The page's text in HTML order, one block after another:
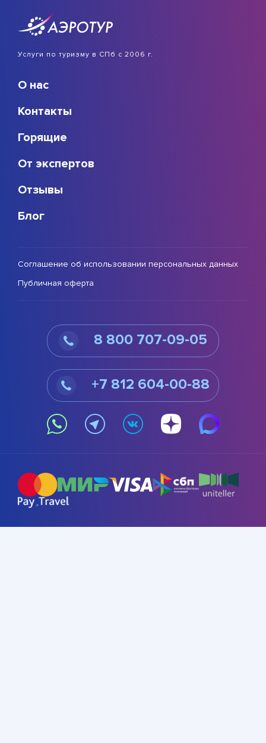
Услуги по туризму в СПб с 2006 г.
О нас
Контакты
Горящие
От экспертов
Отзывы
Блог
Соглашение об использовании персональных данных
Публичная оферта
8 800 707-09-05
+7 812 604-00-88